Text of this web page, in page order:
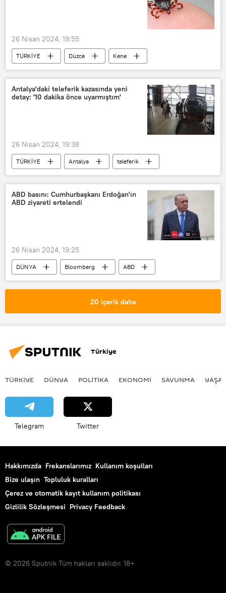
26 Nisan 2024, 19:55
TÜRKİYE Düzce
Kene
Kırım Kongo Kanamalı Ateşi (KKKA)
Sigara
Kolonya
Antalya'daki teleferik kazasında yeni
detay: '10 dakika önce uyarmıştım'
26 Nisan 2024, 19:38
TÜRKİYE Antalya
teleferik
Çorlu
Kaza
ABD basını: Cumhurbaşkanı Erdoğan'ın
ABD ziyareti ertelendi
26 Nisan 2024, 19:25
DÜNYA Bloomberg
ABD
Joe Biden
Türkiye
Erteleme
20 içerik daha
Türkiye
TÜRKIYE DÜNYA POLİTİKA EKONOMİ SAVUNMA
Telegram Twitter
Hakkımızda Frekanslarımız Kullanım koşulları
Bize ulaşın Topluluk kuralları
Çerez ve otomatik kayıt kullanım politikası
Gizlilik Sözleşmesi Privacy Feedback
© 2026 Sputnik Tüm hakları saklıdır. 18+